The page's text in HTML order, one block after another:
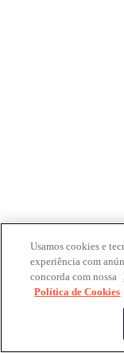
Usamos cookies e
experiência com
concorda com nossa
Política de Cookies